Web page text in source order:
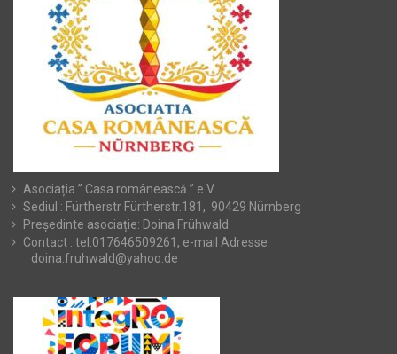
Asociația ” Casa românească ” e.V
Sediul : Fürtherstr Fürtherstr.181, 90429 Nürnberg
Președinte asociație: Doina Frühwald
Contact : tel.017646509261, e-mail Adresse:
doina.fruhwald@yahoo.de